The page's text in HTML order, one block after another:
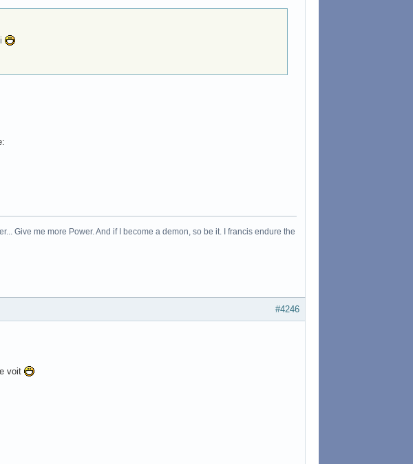
Give me more Power. And if I become a demon, so be it. I francis endure the
#4246
voit